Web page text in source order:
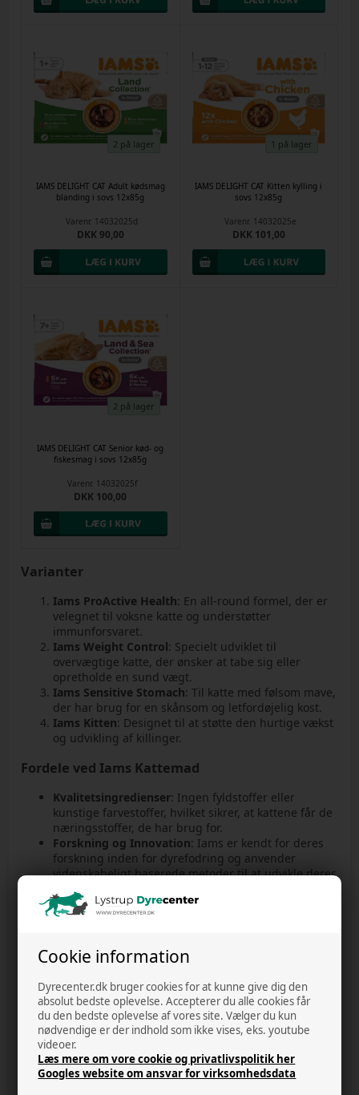
Cookie information
Dyrecenter.dk bruger cookies for at kunne give dig den
absolut bedste oplevelse. Accepterer du alle cookies får
du den bedste oplevelse af vores site. Vælger du kun
nødvendige er der indhold som ikke vises, eks. youtube
videoer.
Læs mere om vore cookie og privatlivspolitik her
Googles website om ansvar for virksomhedsdata
2 på lager
IAMS DELIGHT CAT Adult kødsmag
blanding i sovs 12x85g
Varenr. 14032025d
DKK 90,00
1 på lager
IAMS DELIGHT CAT Kitten kylling i
sovs 12x85g
Varenr. 14032025e
DKK 101,00
2 på lager
IAMS DELIGHT CAT Senior kød- og
fiskesmag i sovs 12x85g
Varenr. 14032025f
DKK 100,00
Varianter
Iams ProActive Health: En all-round formel, der er
velegnet til voksne katte og understøtter
immunforsvaret.
Iams Weight Control: Specielt udviklet til
overvægtige katte, der ønsker at tabe sig eller
opretholde en sund vægt.
Iams Sensitive Stomach: Til katte med følsom mave,
der har brug for en skånsom og letfordøjelig kost.
Iams Kitten: Designet til at støtte den hurtige vækst
og udvikling af killinger.
Fordele ved Iams Kattemad
Kvalitetsingredienser: Ingen fyldstoffer eller
kunstige farvestoffer, hvilket sikrer, at kattene får de
næringsstoffer, de har brug for.
Forskning og Innovation: Iams er kendt for deres
forskning inden for dyrefodring og anvender
videnskabeligt baserede metoder til at udvikle deres
produkter.
Bred Tilgængelighed: Iams kattemad kan findes i
dyrehandlere og supermarkeder, hvilket gør det
Iams kattemad er et fremragende valg for katteejere, der
kost, der understøtter deres livskvalitet.
varer: 7